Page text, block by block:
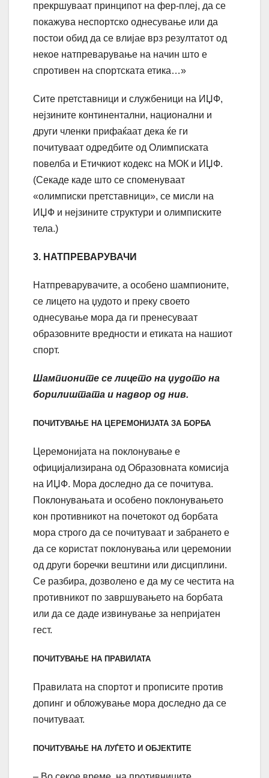
прекршуваат принципот на фер-плеј, да се
покажува неспортско однесување или да
постои обид да се влијае врз резултатот од
некое натпреварување на начин што е
спротивен на спортската етика…»
Сите претставници и службеници на ИЏФ,
нејзините континентални, национални и
други членки прифаќаат дека ќе ги
почитуваат одредбите од Олимписката
повелба и Етичкиот кодекс на МОК и ИЏФ.
(Секаде каде што се споменуваат
«олимписки претставници», се мисли на
ИЏФ и нејзините структури и олимписките
тела.)
3. НАТПРЕВАРУВАЧИ
Натпреварувачите, а особено шампионите,
се лицето на џудото и преку своето
однесување мора да ги пренесуваат
образовните вредности и етиката на нашиот
спорт.
Шампионите се лицето на џудото на
борилиштата и надвор од нив.
ПОЧИТУВАЊЕ НА ЦЕРЕМОНИЈАТА ЗА БОРБА
Церемонијата на поклонување е
официјализирана од Образовната комисија
на ИЏФ. Мора доследно да се почитува.
Поклонувањата и особено поклонувањето
кон противникот на почетокот од борбата
мора строго да се почитуваат и забрането е
да се користат поклонувања или церемонии
од други боречки вештини или дисциплини.
Се разбира, дозволено е да му се честита на
противникот по завршувањето на борбата
или да се даде извинување за непријатен
гест.
ПОЧИТУВАЊЕ НА ПРАВИЛАТА
Правилата на спортот и прописите против
допинг и обложување мора доследно да се
почитуваат.
ПОЧИТУВАЊЕ НА ЛУЃЕТО И ОБЈЕКТИТЕ